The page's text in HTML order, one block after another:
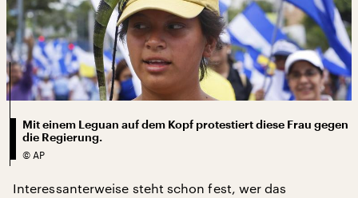
Mit einem Leguan auf dem Kopf protestiert diese Frau gegen
die Regierung.
© AP
Interessanterweise steht schon fest, wer das